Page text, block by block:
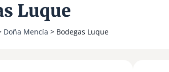
Luque
Doña Mencía > Bodegas Luque